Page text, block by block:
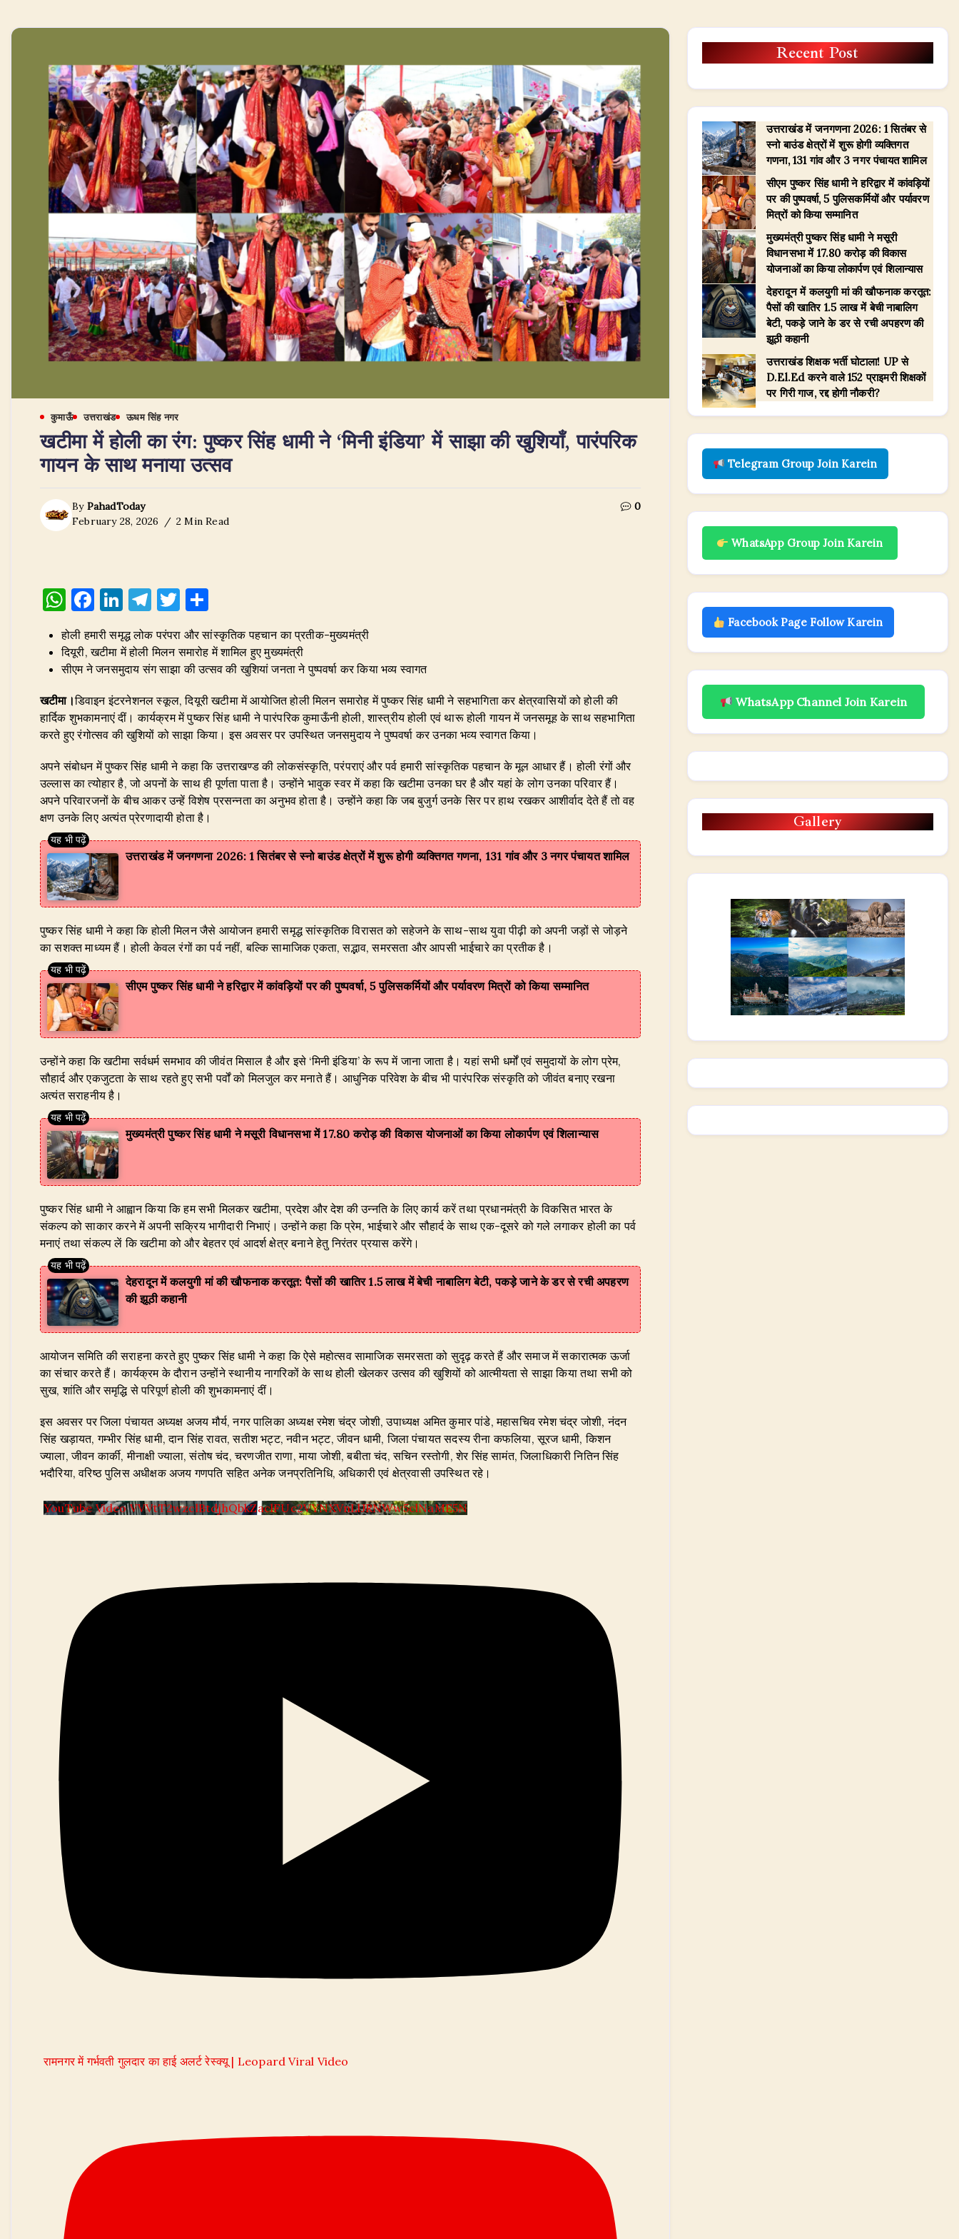
कुमाऊँ उत्तराखंड ऊधम सिंह नगर
खटीमा में होली का रंग: पुष्कर सिंह धामी ने ‘मिनी इंडिया’ में साझा की खुशियाँ, पारंपरिक
गायन के साथ मनाया उत्सव
By PahadToday
February 28, 2026
2 Min Read
0
W
h
at
s
A
p
p
F
a
c
e
b
o
o
k
Li
k
e
dI
n
T
el
e
g
ra
m
T
w
it
te
r
h
ar
e
होली हमारी समृद्ध लोक परंपरा और सांस्कृतिक पहचान का प्रतीक-मुख्यमंत्री
दियूरी, खटीमा में होली मिलन समारोह में शामिल हुए मुख्यमंत्री
सीएम ने जनसमुदाय संग साझा की उत्सव की खुशियां जनता ने पुष्पवर्षा कर किया भव्य स्वागत
खटीमा।डिवाइन इंटरनेशनल स्कूल, दियूरी खटीमा में आयोजित होली मिलन समारोह में पुष्कर सिंह धामी ने सहभागिता कर क्षेत्रवासियों को होली की
हार्दिक शुभकामनाएं दीं। कार्यक्रम में पुष्कर सिंह धामी ने पारंपरिक कुमाऊँनी होली, शास्त्रीय होली एवं थारू होली गायन में जनसमूह के साथ सहभागिता
करते हुए रंगोत्सव की खुशियों को साझा किया। इस अवसर पर उपस्थित जनसमुदाय ने पुष्पवर्षा कर उनका भव्य स्वागत किया।
​अपने संबोधन में पुष्कर सिंह धामी ने कहा कि उत्तराखण्ड की लोकसंस्कृति, परंपराएं और पर्व हमारी सांस्कृतिक पहचान के मूल आधार हैं। होली रंगों और
उल्लास का त्योहार है, जो अपनों के साथ ही पूर्णता पाता है। उन्होंने भावुक स्वर में कहा कि खटीमा उनका घर है और यहां के लोग उनका परिवार हैं।
अपने परिवारजनों के बीच आकर उन्हें विशेष प्रसन्नता का अनुभव होता है। उन्होंने कहा कि जब बुजुर्ग उनके सिर पर हाथ रखकर आशीर्वाद देते हैं तो वह
क्षण उनके लिए अत्यंत प्रेरणादायी होता है।
उत्तराखंड में जनगणना 2026: 1 सितंबर से स्नो बाउंड क्षेत्रों में शुरू होगी व्यक्तिगत गणना, 131 गांव और 3 नगर पंचायत शामिल
​पुष्कर सिंह धामी ने कहा कि होली मिलन जैसे आयोजन हमारी समृद्ध सांस्कृतिक विरासत को सहेजने के साथ-साथ युवा पीढ़ी को अपनी जड़ों से जोड़ने
का सशक्त माध्यम हैं। होली केवल रंगों का पर्व नहीं, बल्कि सामाजिक एकता, सद्भाव, समरसता और आपसी भाईचारे का प्रतीक है।
सीएम पुष्कर सिंह धामी ने हरिद्वार में कांवड़ियों पर की पुष्पवर्षा, 5 पुलिसकर्मियों और पर्यावरण मित्रों को किया सम्मानित
​उन्होंने कहा कि खटीमा सर्वधर्म समभाव की जीवंत मिसाल है और इसे ‘मिनी इंडिया’ के रूप में जाना जाता है। यहां सभी धर्मों एवं समुदायों के लोग प्रेम,
सौहार्द और एकजुटता के साथ रहते हुए सभी पर्वों को मिलजुल कर मनाते हैं। आधुनिक परिवेश के बीच भी पारंपरिक संस्कृति को जीवंत बनाए रखना
अत्यंत सराहनीय है।
मुख्यमंत्री पुष्कर सिंह धामी ने मसूरी विधानसभा में 17.80 करोड़ की विकास योजनाओं का किया लोकार्पण एवं शिलान्यास
​पुष्कर सिंह धामी ने आह्वान किया कि हम सभी मिलकर खटीमा, प्रदेश और देश की उन्नति के लिए कार्य करें तथा प्रधानमंत्री के विकसित भारत के
संकल्प को साकार करने में अपनी सक्रिय भागीदारी निभाएं। उन्होंने कहा कि प्रेम, भाईचारे और सौहार्द के साथ एक-दूसरे को गले लगाकर होली का पर्व
मनाएं तथा संकल्प लें कि खटीमा को और बेहतर एवं आदर्श क्षेत्र बनाने हेतु निरंतर प्रयास करेंगे।
देहरादून में कलयुगी मां की खौफनाक करतूत: पैसों की खातिर 1.5 लाख में बेची नाबालिग बेटी, पकड़े जाने के डर से रची अपहरण
की झूठी कहानी
​आयोजन समिति की सराहना करते हुए पुष्कर सिंह धामी ने कहा कि ऐसे महोत्सव सामाजिक समरसता को सुदृढ़ करते हैं और समाज में सकारात्मक ऊर्जा
का संचार करते हैं। कार्यक्रम के दौरान उन्होंने स्थानीय नागरिकों के साथ होली खेलकर उत्सव की खुशियों को आत्मीयता से साझा किया तथा सभी को
सुख, शांति और समृद्धि से परिपूर्ण होली की शुभकामनाएं दीं।
​इस अवसर पर जिला पंचायत अध्यक्ष अजय मौर्य, नगर पालिका अध्यक्ष रमेश चंद्र जोशी, उपाध्यक्ष अमित कुमार पांडे, महासचिव रमेश चंद्र जोशी, नंदन
सिंह खड़ायत, गम्भीर सिंह धामी, दान सिंह रावत, सतीश भट्ट, नवीन भट्ट, जीवन धामी, जिला पंचायत सदस्य रीना कफलिया, सूरज धामी, किशन
ज्याला, जीवन कार्की, मीनाक्षी ज्याला, संतोष चंद, चरणजीत राणा, माया जोशी, बबीता चंद, सचिन रस्तोगी, शेर सिंह सामंत, जिलाधिकारी नितिन सिंह
भदौरिया, वरिष्ठ पुलिस अधीक्षक अजय गणपति सहित अनेक जनप्रतिनिधि, अधिकारी एवं क्षेत्रवासी उपस्थित रहे।
YouTube Video VVVtT2wzclBtdjhQbkZaclFUc2VYNXVnLlJRNWw5clNaME5N
रामनगर में गर्भवती गुलदार का हाई अलर्ट रेस्क्यू | Leopard Viral Video
Recent Post
उत्तराखंड में जनगणना 2026: 1 सितंबर से
स्नो बाउंड क्षेत्रों में शुरू होगी व्यक्तिगत
गणना, 131 गांव और 3 नगर पंचायत शामिल
सीएम पुष्कर सिंह धामी ने हरिद्वार में कांवड़ियों
पर की पुष्पवर्षा, 5 पुलिसकर्मियों और पर्यावरण
मित्रों को किया सम्मानित
मुख्यमंत्री पुष्कर सिंह धामी ने मसूरी
विधानसभा में 17.80 करोड़ की विकास
योजनाओं का किया लोकार्पण एवं शिलान्यास
देहरादून में कलयुगी मां की खौफनाक करतूत:
पैसों की खातिर 1.5 लाख में बेची नाबालिग
बेटी, पकड़े जाने के डर से रची अपहरण की
झूठी कहानी
उत्तराखंड शिक्षक भर्ती घोटाला! UP से
D.El.Ed करने वाले 152 प्राइमरी शिक्षकों
पर गिरी गाज, रद्द होगी नौकरी?
Telegram Group Join Karein
WhatsApp Group Join Karein
Facebook Page Follow Karein
WhatsApp Channel Join Karein
Gallery